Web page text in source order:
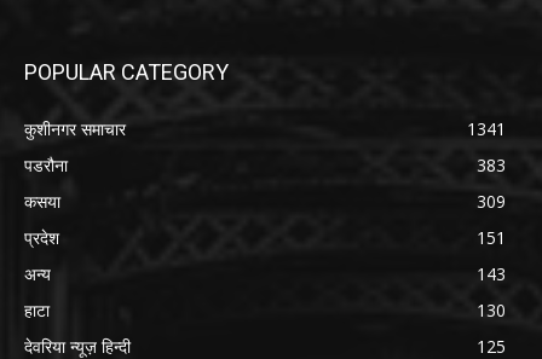
POPULAR CATEGORY
कुशीनगर समाचार
1341
पडरौना
383
कसया
309
प्रदेश
151
अन्य
143
हाटा
130
देवरिया न्यूज़ हिन्दी
125